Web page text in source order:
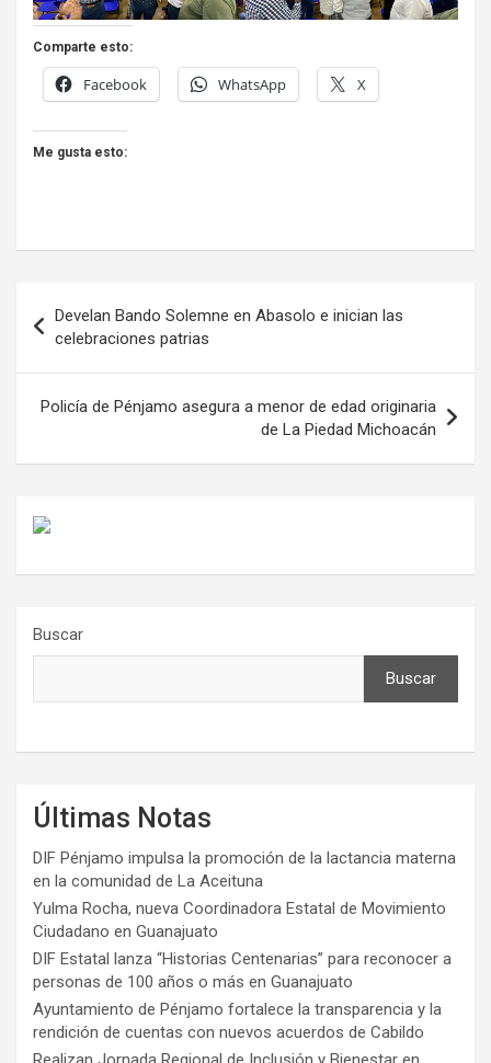
Comparte esto:
Facebook WhatsApp X
Me gusta esto:
de
entradas
Develan Bando Solemne en Abasolo e inician las
celebraciones patrias
Policía de Pénjamo asegura a menor de edad originaria
de La Piedad Michoacán
Buscar
Buscar
Últimas Notas
DIF Pénjamo impulsa la promoción de la lactancia materna
en la comunidad de La Aceituna
Yulma Rocha, nueva Coordinadora Estatal de Movimiento
Ciudadano en Guanajuato
DIF Estatal lanza “Historias Centenarias” para reconocer a
personas de 100 años o más en Guanajuato
Ayuntamiento de Pénjamo fortalece la transparencia y la
rendición de cuentas con nuevos acuerdos de Cabildo